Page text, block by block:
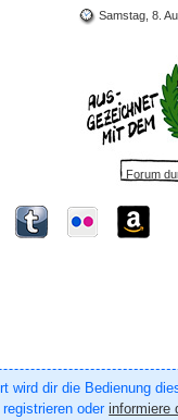
Samstag, 8.
wird dir die Bedienung
oderinformiere